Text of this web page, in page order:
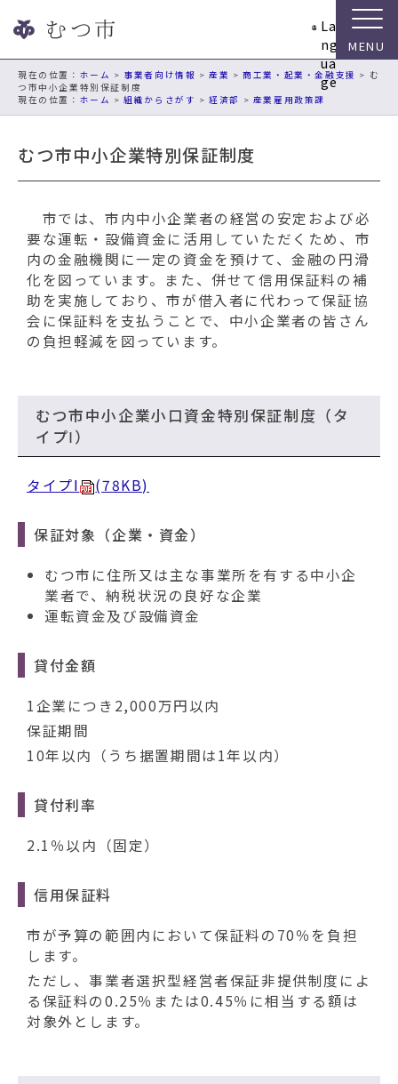
ビ
ョ
La
ng
ua
ge
現在の位置： ホーム > 事業者向け情報 >産業 >商工業・起業・金融支援 > む
つ市中小企業特別保証制度
ホーム >組織からさがす >経済部 > 産業雇用政策課
むつ市中小企業特別保証制度
市では、市内中小企業者の経営の安定および必
要な運転・設備資金に活用していただくため、市
内の金融機関に一定の資金を預けて、金融の円滑
化を図っています。また、併せて信用保証料の補
助を実施しており、市が借入者に代わって保証協
会に保証料を支払うことで、中小企業者の皆さん
の負担軽減を図っています。
むつ市中小企業小口資金特別保証制度（タ
イプⅠ）
タイプⅠ (78KB)
保証対象（企業・資金）
むつ市に住所又は主な事業所を有する中小企
業者で、納税状況の良好な企業
運転資金及び設備資金
貸付金額
1企業につき2,000万円以内
保証期間
10年以内（うち据置期間は1年以内）
貸付利率
2.1％以内（固定）
信用保証料
市が予算の範囲内において保証料の70％を負担
します。
ただし、事業者選択型経営者保証非提供制度によ
る保証料の0.25％または0.45％に相当する額は
対象外とします。